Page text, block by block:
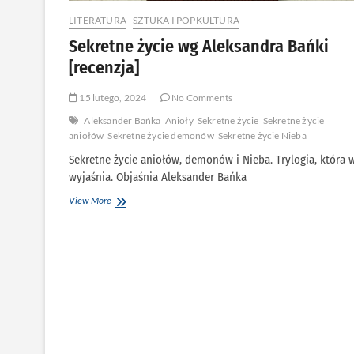
LITERATURA SZTUKA I POPKULTURA
Sekretne życie wg Aleksandra Bańki
[recenzja]
15 lutego, 2024
No Comments
Aleksander Bańka Anioły Sekretne życie Sekretne życie
aniołów Sekretne życie demonów Sekretne życie Nieba
Sekretne życie aniołów, demonów i Nieba. Trylogia, która
wyjaśnia. Objaśnia Aleksander Bańka
View MoreSekretne